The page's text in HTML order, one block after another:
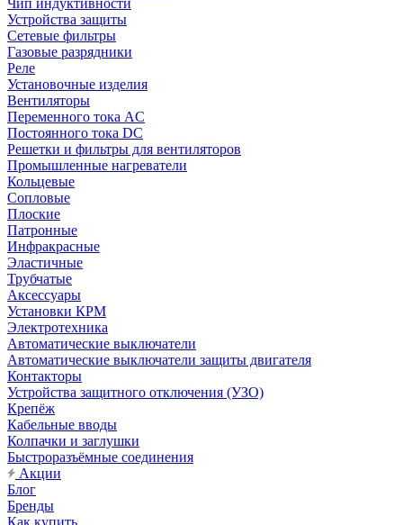
Чип индуктивности
Устройства защиты
Сетевые фильтры
Газовые разрядники
Реле
Установочные изделия
Вентиляторы
Переменного тока AC
Постоянного тока DC
Решетки и фильтры для вентиляторов
Промышленные нагреватели
Кольцевые
Сопловые
Плоские
Патронные
Инфракрасные
Эластичные
Трубчатые
Аксессуары
Установки КРМ
Электротехника
Автоматические выключатели
Автоматические выключатели защиты двигателя
Контакторы
Устройства защитного отключения (УЗО)
Крепёж
Кабельные вводы
Колпачки и заглушки
Быстроразъёмные соединения
Акции
Блог
Бренды
Как купить